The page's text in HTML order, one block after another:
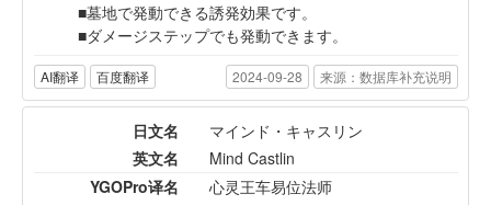
墓地で発動できる誘発効果です。
ダメージステップでも発動できます。
AI翻译 百度翻译 2024-09-28 来源：数据库补充说明
日文名
マインド・キャスリン
英文名
Mind Castlin
YGOPro译名
心灵王车易位法师